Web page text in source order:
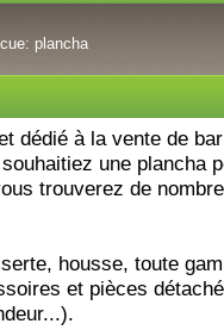
plancha
dédié à la vente de
une plancha
trouverez de
housse, toute
et pièces